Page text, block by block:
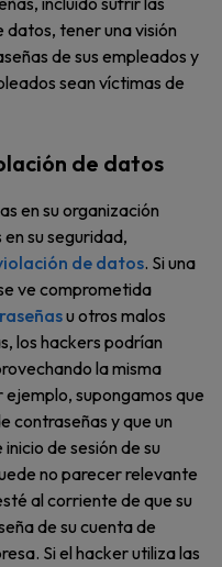
datos, tener una visión
de sus empleados y
sean víctimas de
de datos
en su organización
su seguridad,
de datos. Si una
ve comprometida
u otros malos
los hackers podrían
la misma
supongamos que
contraseñas y que un
de sesión de su
no parecer relevante
al corriente de que su
de su cuenta de
Si el hacker utiliza las